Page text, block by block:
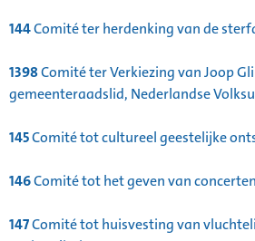
144Comité ter herdenking van de
1398Comité ter Verkiezing van Joop
gemeenteraadslid, Nederlandse
145Comité tot cultureel geestelijke
146Comité tot het geven van
147Comité tot huisvesting van